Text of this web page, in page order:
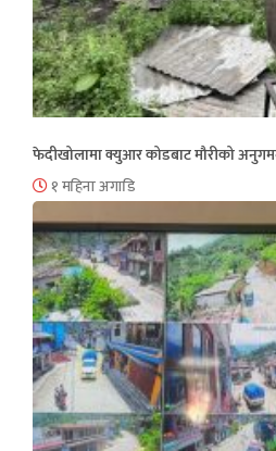
फेदीखोलामा क्युआर कोडबाट मौरीको
१ महिना अगाडि